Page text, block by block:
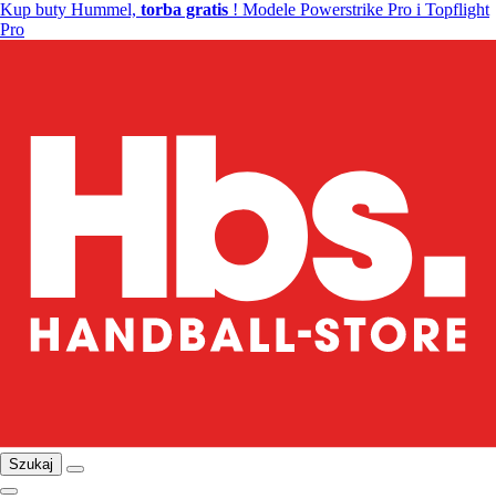
Kup buty Hummel, torba gratis ! Modele Powerstrike Pro i Topflight
Pro
Szukaj